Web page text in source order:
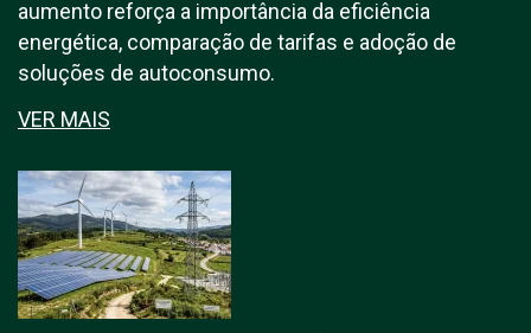
aumento reforça a importância da eficiência
energética, comparação de tarifas e adoção de
soluções de autoconsumo.
VER MAIS